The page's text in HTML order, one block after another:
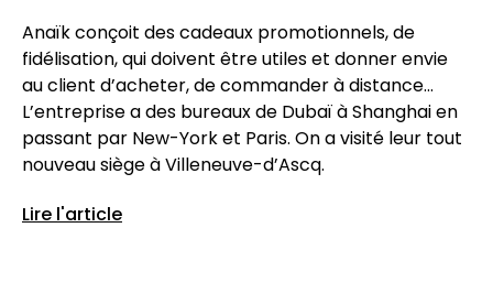
Anaïk conçoit des cadeaux promotionnels, de
fidélisation, qui doivent être utiles et donner envie
au client d’acheter, de commander à distance…
L’entreprise a des bureaux de Dubaï à Shanghai en
passant par New-York et Paris. On a visité leur tout
nouveau siège à Villeneuve-d’Ascq.
Lire l'article